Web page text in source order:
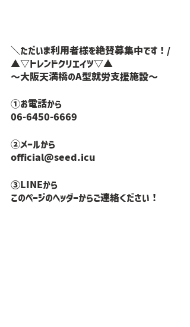
＼ただいま利用者様を絶賛募集中です！/
▲▽トレンドクリエイツ▽▲
〜大阪天満橋のA型就労支援施設〜
①お電話から
06-6450-6669
②メールから
official@seed.icu
③LINEから
このページのヘッダーからご連絡ください！